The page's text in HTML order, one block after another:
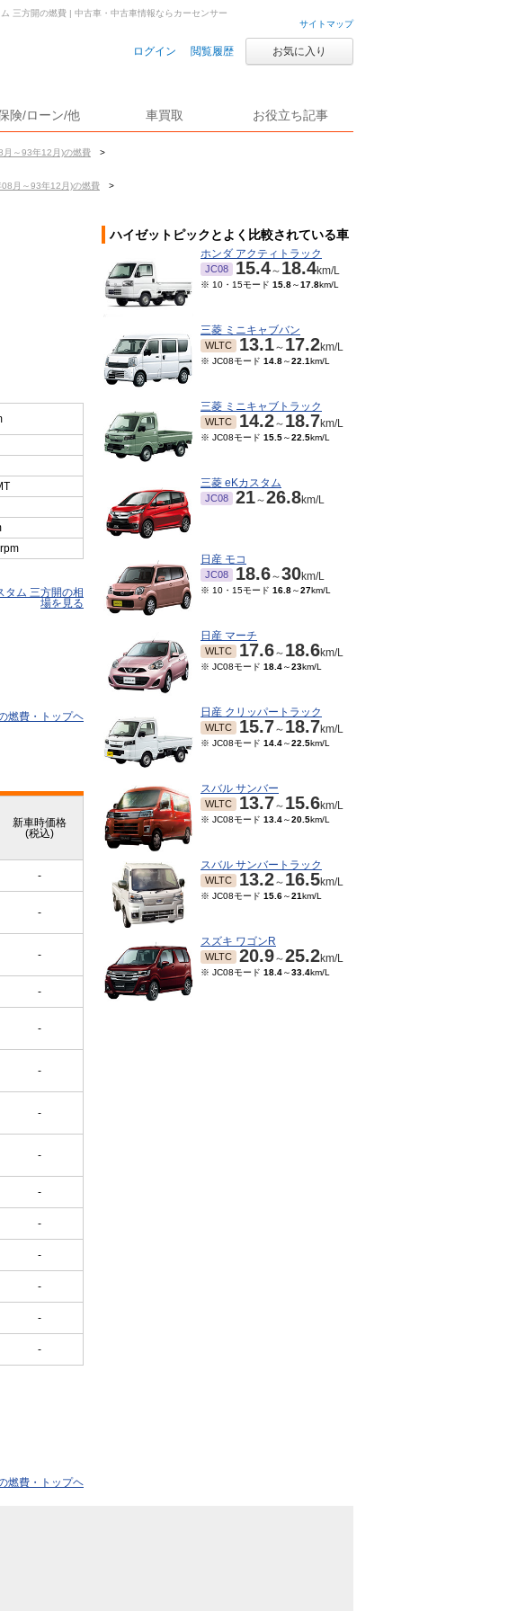
サイトマップ
ログイン 閲覧履歴 お気に入り
険/ローン/他 車買取 お役立ち記事
月～93年12月)の燃費
>
月～93年12月)の燃費
>
三方開の燃費 | 中古車・中古車情報ならカーセンサー
タム 三方開の相
場を見る
燃費・トップヘ
新車時価格
(税込)
-
-
-
-
-
-
-
-
-
-
-
-
-
-
燃費・トップヘ
ハイゼットピックとよく比較されている車
ホンダ アクティトラック
JC08 15.4～ 18.4km/L
※ 10・15モード 15.8～17.8km/L
三菱 ミニキャブバン
WLTC 13.1～ 17.2km/L
※ JC08モード 14.8～22.1km/L
三菱 ミニキャブトラック
WLTC 14.2～ 18.7km/L
※ JC08モード 15.5～22.5km/L
三菱 eKカスタム
JC08 21～26.8km/L
日産 モコ
JC08 18.6～30km/L
※ 10・15モード 16.8～27km/L
日産 マーチ
WLTC 17.6～ 18.6km/L
※ JC08モード 18.4～23km/L
日産 クリッパートラック
WLTC 15.7～ 18.7km/L
※ JC08モード 14.4～22.5km/L
スバル サンバー
WLTC 13.7～ 15.6km/L
※ JC08モード 13.4～20.5km/L
スバル サンバートラック
WLTC 13.2～ 16.5km/L
※ JC08モード 15.6～21km/L
スズキ ワゴンR
WLTC 20.9～25.2km/L
※ JC08モード 18.4～33.4km/L